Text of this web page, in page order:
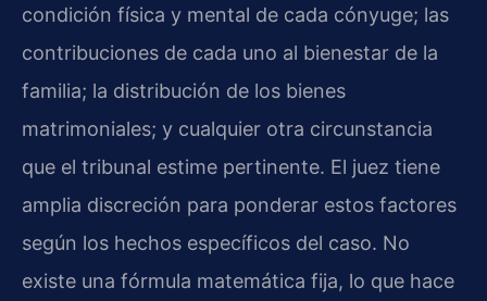
condición física y mental de cada cónyuge; las
contribuciones de cada uno al bienestar de la
familia; la distribución de los bienes
matrimoniales; y cualquier otra circunstancia
que el tribunal estime pertinente. El juez tiene
amplia discreción para ponderar estos factores
según los hechos específicos del caso. No
existe una fórmula matemática fija, lo que hace